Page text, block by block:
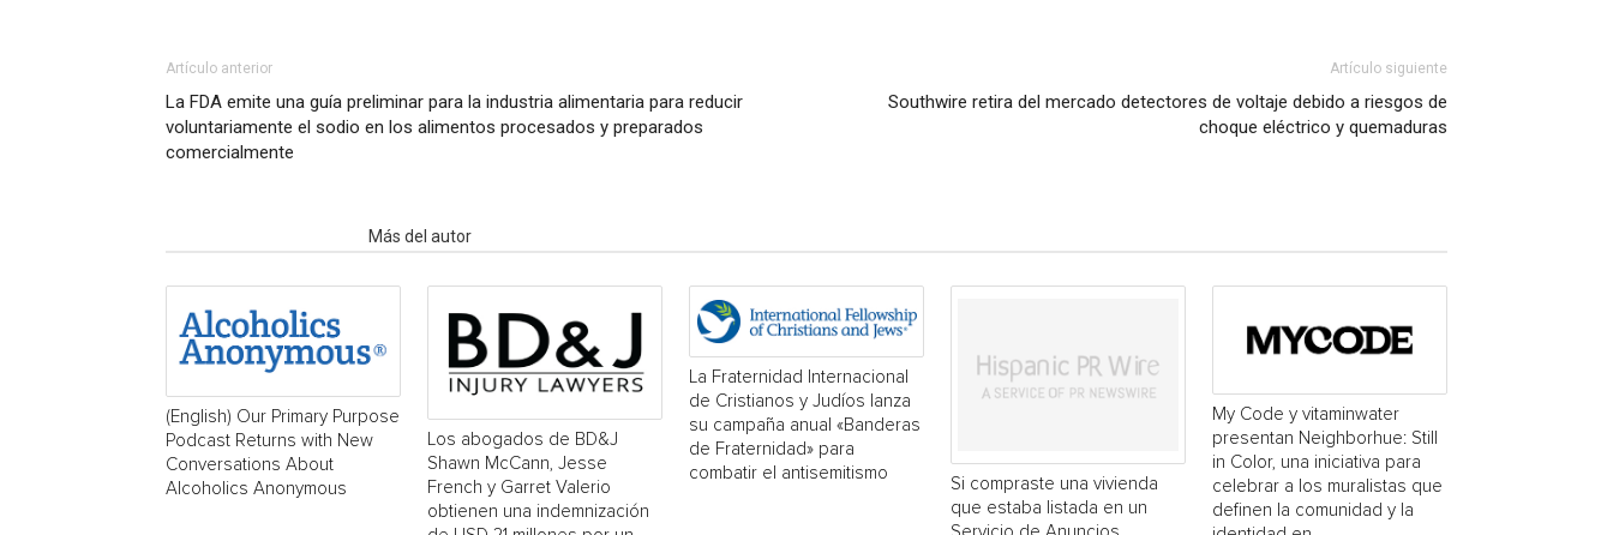
Artículo anterior
La FDA emite una guía preliminar para la industria alimentaria para reducir
voluntariamente el sodio en los alimentos procesados y preparados
comercialmente
Artículo siguiente
Southwire retira del mercado detectores de voltaje debido a riesgos de
choque eléctrico y quemaduras
Más del autor
(English) Our Primary Purpose
Podcast Returns with New
Conversations About
Alcoholics Anonymous
Los abogados de BD&J
Shawn McCann, Jesse
French y Garret Valerio
obtienen una indemnización
La Fraternidad Internacional
de Cristianos y Judíos lanza
su campaña anual «Banderas
de Fraternidad» para
combatir el antisemitismo
Si compraste una vivienda
que estaba listada en un
My Code y vitaminwater
presentan Neighborhue: Still
in Color, una iniciativa para
celebrar a los muralistas que
definen la comunidad y la